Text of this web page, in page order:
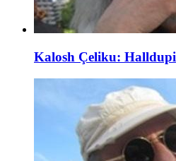
Kalosh Çeliku: Halldupi